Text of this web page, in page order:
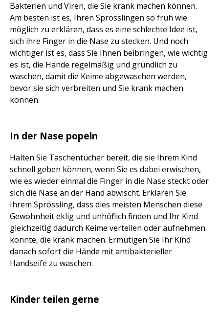
Bakterien und Viren, die Sie krank machen können.
Am besten ist es, Ihren Sprösslingen so früh wie
möglich zu erklären, dass es eine schlechte Idee ist,
sich ihre Finger in die Nase zu stecken. Und noch
wichtiger ist es, dass Sie Ihnen beibringen, wie wichtig
es ist, die Hände regelmäßig und gründlich zu
waschen, damit die Keime abgewaschen werden,
bevor sie sich verbreiten und Sie krank machen
können.
In der Nase popeln
Halten Sie Taschentücher bereit, die sie Ihrem Kind
schnell geben können, wenn Sie es dabei erwischen,
wie es wieder einmal die Finger in die Nase steckt oder
sich die Nase an der Hand abwischt. Erklären Sie
Ihrem Sprössling, dass dies meisten Menschen diese
Gewohnheit eklig und unhöflich finden und Ihr Kind
gleichzeitig dadurch Keime verteilen oder aufnehmen
könnte, die krank machen. Ermutigen Sie Ihr Kind
danach sofort die Hände mit antibakterieller
Handseife zu waschen.
Kinder teilen gerne